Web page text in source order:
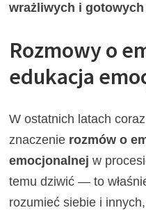
wrażliwych i
Rozmowy o
edukacja
W ostatnich latach
znaczenie rozmów o
emocjonalnej w
temu dziwić — to
rozumieć siebie i